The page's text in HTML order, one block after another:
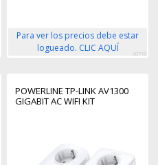
Para ver los precios debe estar
logueado. CLIC AQUÍ
90718
POWERLINE TP-LINK AV1300
GIGABIT AC WIFI KIT